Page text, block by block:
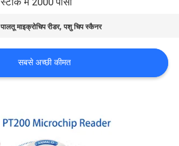
पालतू माइक्रोचिप रीडर,पशु चिप स्कैनर
सबसे अच्छी कीमत